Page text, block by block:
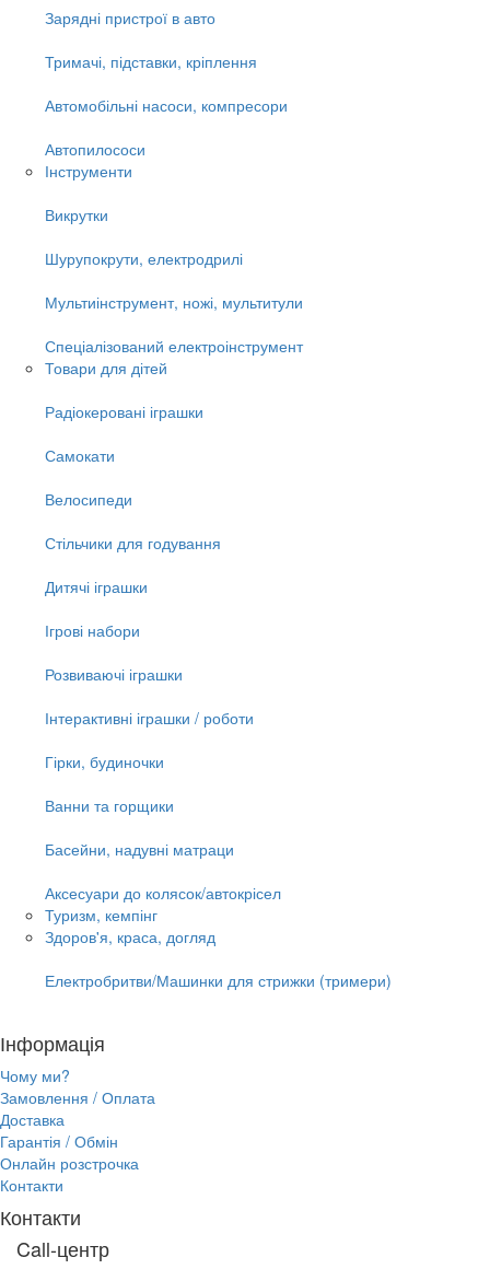
Зарядні пристрої в авто
Тримачі, підставки, кріплення
Автомобільні насоси, компресори
Автопилососи
Інструменти
Викрутки
Шурупокрути, електродрилі
Мультиінструмент, ножі, мультитули
Спеціалізований електроінструмент
Товари для дітей
Радіокеровані іграшки
Самокати
Велосипеди
Стільчики для годування
Дитячі іграшки
Ігрові набори
Розвиваючі іграшки
Інтерактивні іграшки / роботи
Гірки, будиночки
Ванни та горщики
Басейни, надувні матраци
Аксесуари до колясок/автокрісел
Туризм, кемпінг
Здоров'я, краса, догляд
Електробритви/Машинки для стрижки (тримери)
Інформація
Чому ми?
Замовлення / Оплата
Доставка
Гарантія / Обмін
Онлайн розстрочка
Контакти
Контакти
Call-центр